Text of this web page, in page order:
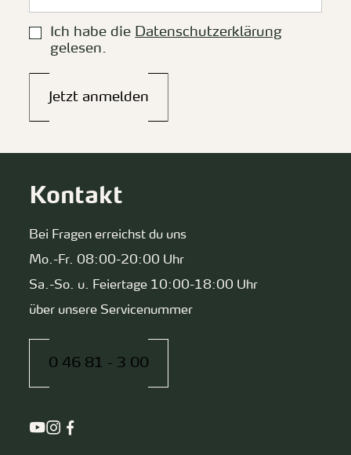
Ich habe die Datenschutzerklärung
gelesen.
Jetzt anmelden
Kontakt
Bei Fragen erreichst du uns
Mo.-Fr. 08:00-20:00 Uhr
Sa.-So. u. Feiertage 10:00-18:00 Uhr
über unsere Servicenummer
0 46 81 - 3 00